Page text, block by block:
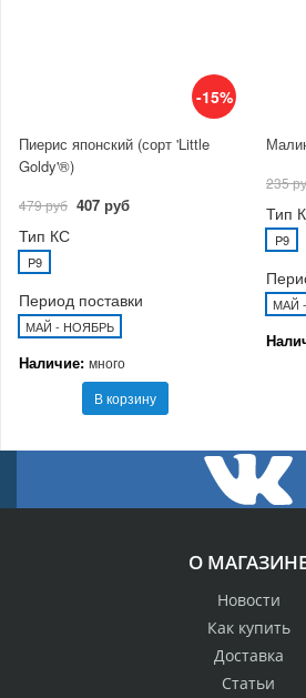
-15%
Пиерис японский (сорт 'Little
Goldy'®)
479 руб 407 руб
Тип КС
P9
Период поставки
МАЙ - НОЯБРЬ
Наличие: много
В корзину
235
Тип
P9
МАЙ
О
Новости
Как купить
Доставка
Статьи